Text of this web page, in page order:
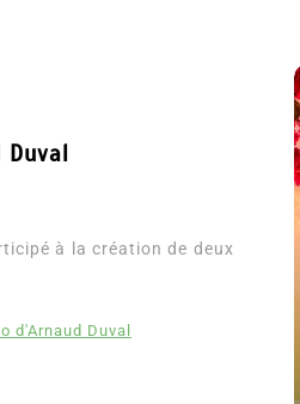
Duval
à la création de deux
d'Arnaud Duval